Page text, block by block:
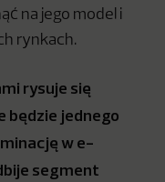
na jego model i
rynkach.
rysuje się
będzie jednego
w e-
segment